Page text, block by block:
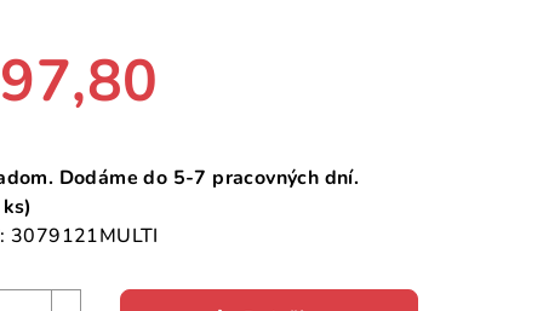
Dodáme do 5-7 pracovných dní.
3079121MULTI